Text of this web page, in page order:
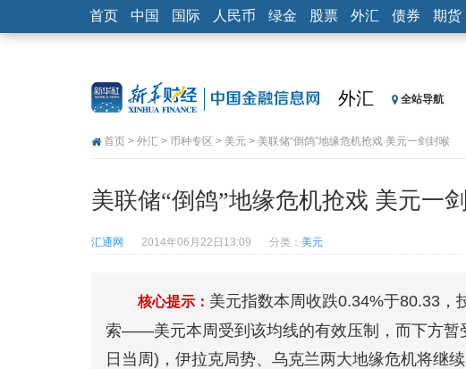
首页 中国 国际 人民币 绿金 股票 外汇 债券 期货
外汇 全站导航
首页 > 外汇 > 币种专区 > 美元 > 美联储“倒鸽”地缘危机抢戏 美元一剑封喉
美联储“倒鸽”地缘危机抢戏 美元一
汇通网 2014年06月22日13:09 分类： 美元
核心提示： 美元指数本周收跌0.34%于80.33，
索——美元本周受到该均线的有效压制，而下方暂
日当周)，伊拉克局势、乌克兰两大地缘危机将继